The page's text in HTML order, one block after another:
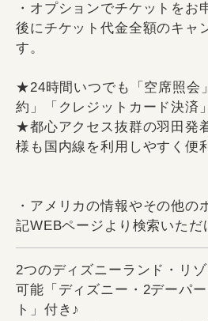
・オプションでチケットをお
後にチケット代金全額のキャ
す。
★24時間いつでも「空席照会
約」「クレジットカード決済
★都心アクセス抜群の羽田発
様も国内線を利用しやすく便
・アメリカの情報やその他の
記WEBページより検索いただ
2つのディズニーランド・リ
可能「ディズニー・2デーパ
ト」付き♪